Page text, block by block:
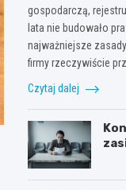
gospodarczą,
lata nie budowało
najważniejsze
firmy rzeczywiście
Czytaj dalej